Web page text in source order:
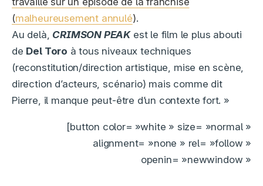
(malheureusement annulé).
Au delà, CRIMSON PEAKest le film le plus abouti
de Del Toro à tous niveaux techniques
(reconstitution/direction artistique, mise en scène,
direction d’acteurs, scénario) mais comme dit
Pierre, il manque peut-être d’un contexte fort. »
[button color= »white » size= »normal »
alignment= »none » rel= »follow »
openin= »newwindow »